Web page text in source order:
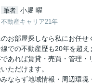
筆者 小堀 曜
不動産キャリア21年
お部屋探しなら私にお任せ
での不動産歴も20年を超え
あれば賃貸・売買・管理・
ただけます。
ならず地域情報・周辺環境